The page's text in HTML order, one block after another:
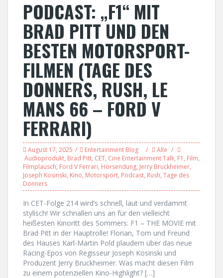
PODCAST: „F1“ MIT
BRAD PITT UND DEN
BESTEN MOTORSPORT-
FILMEN (TAGE DES
DONNERS, RUSH, LE
MANS 66 – FORD V
FERRARI)
August 17, 2025 Entertainment Blog
Alle
Audioprodukt, Brad Pitt, CET, Cine Entertainment Talk, F1 , Film,
Filmplausch, Ford V Ferrari, Hörsendung, Jerry Bruckheimer,
Joseph Kosinski, Kino, Motorsport, Podcast, Rush, Tage des
Donners
In CET-Folge 214 wird’s schnell, laut und verdammt
stylisch! Wir schnallen uns an für den vielleicht
heißesten Kinoritt des Sommers: F1 – THE MOVIE mit
Brad Pitt in der Hauptrolle! Florian, Tom und Freund
des Hauses Karl-Martin Pold plaudern über das neue
Racing-Epos von Regisseur Joseph Kosinski und
Produzent Jerry Bruckheimer. Was macht diesen Film
zu einem potenziellen Kino-Highlight? […]